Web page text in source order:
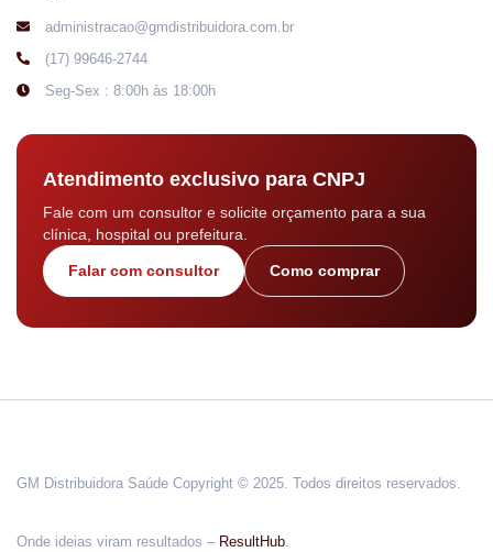
administracao@gmdistribuidora.com.br
(17) 99646-2744
Seg-Sex : 8:00h às 18:00h
Atendimento exclusivo para CNPJ
Fale com um consultor e solicite orçamento para a sua
clínica, hospital ou prefeitura.
Falar com consultor Como comprar
GM Distribuidora Saúde Copyright © 2025. Todos direitos reservados.
Onde ideias viram resultados – ResultHub.